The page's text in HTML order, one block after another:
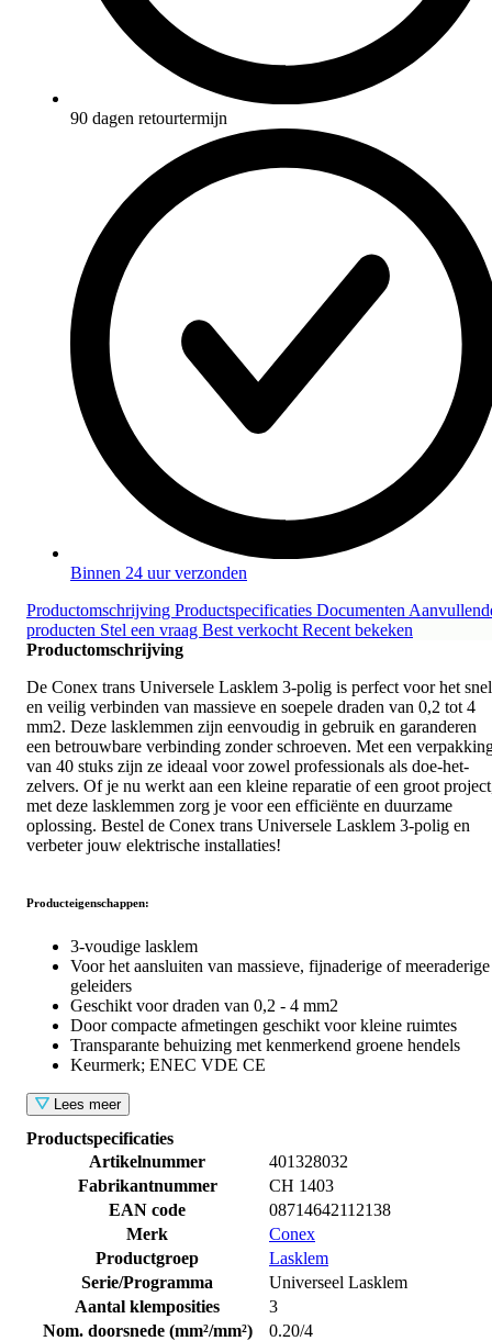
90 dagen retourtermijn
Binnen 24 uur verzonden
Productomschrijving Productspecificaties Documenten
producten Stel een vraag Best verkocht Recent bekeken
Productomschrijving
De Conex trans Universele Lasklem 3-polig is perfect voor het snel
en veilig verbinden van massieve en soepele draden van 0,2 tot 4
mm2. Deze lasklemmen zijn eenvoudig in gebruik en garanderen
een betrouwbare verbinding zonder schroeven. Met een
van 40 stuks zijn ze ideaal voor zowel professionals als doe-het-
zelvers. Of je nu werkt aan een kleine reparatie of een groot
met deze lasklemmen zorg je voor een efficiënte en duurzame
oplossing. Bestel de Conex trans Universele Lasklem 3-polig en
verbeter jouw elektrische installaties!
Producteigenschappen:
3-voudige lasklem
Voor het aansluiten van massieve, fijnaderige of meeraderige
geleiders
Geschikt voor draden van 0,2 - 4 mm2
Door compacte afmetingen geschikt voor kleine ruimtes
Transparante behuizing met kenmerkend groene hendels
Keurmerk; ENEC VDE CE
Lees meer
Productspecificaties
Artikelnummer
401328032
Fabrikantnummer
CH 1403
EAN code
08714642112138
Merk
Conex
Productgroep
Lasklem
Serie/Programma
Universeel Lasklem
Aantal klemposities
3
Nom. doorsnede (mm²/mm²)
0.20/4